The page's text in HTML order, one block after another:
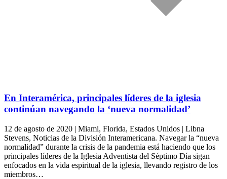
En Interamérica, principales líderes de la iglesia
continúan navegando la ‘nueva normalidad’
12 de agosto de 2020 | Miami, Florida, Estados Unidos | Libna
Stevens, Noticias de la División Interamericana. Navegar la “nueva
normalidad” durante la crisis de la pandemia está haciendo que los
principales líderes de la Iglesia Adventista del Séptimo Día sigan
enfocados en la vida espiritual de la iglesia, llevando registro de los
miembros…